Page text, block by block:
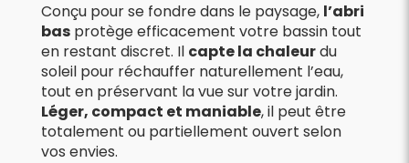
Conçu pour se fondre dans le paysage, l’abri
bas protège efficacement votre bassin tout
en restant discret. Il capte la chaleurdu
soleil pour réchauffer naturellement l’eau,
tout en préservant la vue sur votre jardin.
Léger, compact et maniable, il peut être
totalement ou partiellement ouvert selon
vos envies.